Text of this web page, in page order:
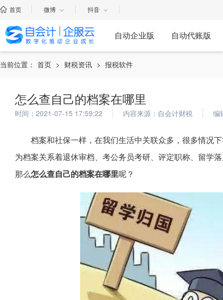
首页 微博 抖音
自动企业版 自动代账版
当前位置： 首页 > 财税资讯 > 报税软件
怎么查自己的档案在哪里
时间：2021-07-15 17:59:22 内容来源：自会计财税 编
档案和社保一样，在我们生活中关联众多，很多情况
为档案关系着退休审档、考公务员考研、评定职称、留学
那么怎么查自己的档案在哪里呢？